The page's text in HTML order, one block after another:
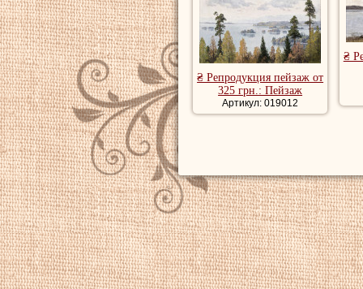
₴ Репродукция пейзаж от
325 грн.: Пейзаж
Артикул: 019012
₴